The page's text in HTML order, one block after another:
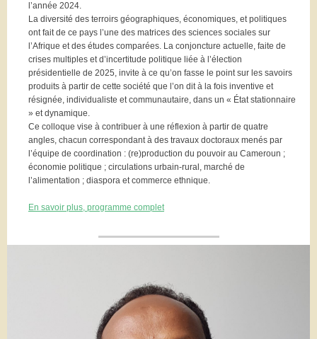
l’année 2024.
La diversité des terroirs géographiques, économiques, et politiques
ont fait de ce pays l’une des matrices des sciences sociales sur
l’Afrique et des études comparées. La conjoncture actuelle, faite de
crises multiples et d’incertitude politique liée à l’élection
présidentielle de 2025, invite à ce qu’on fasse le point sur les savoirs
produits à partir de cette société que l’on dit à la fois inventive et
résignée, individualiste et communautaire, dans un « État stationnaire
» et dynamique.
Ce colloque vise à contribuer à une réflexion à partir de quatre
angles, chacun correspondant à des travaux doctoraux menés par
l’équipe de coordination : (re)production du pouvoir au Cameroun ;
économie politique ; circulations urbain-rural, marché de
l’alimentation ; diaspora et commerce ethnique.
En savoir plus, programme complet